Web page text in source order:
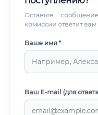
Оставьте
комиссии ответит
Ваше имя *
Ваш E-mail (для